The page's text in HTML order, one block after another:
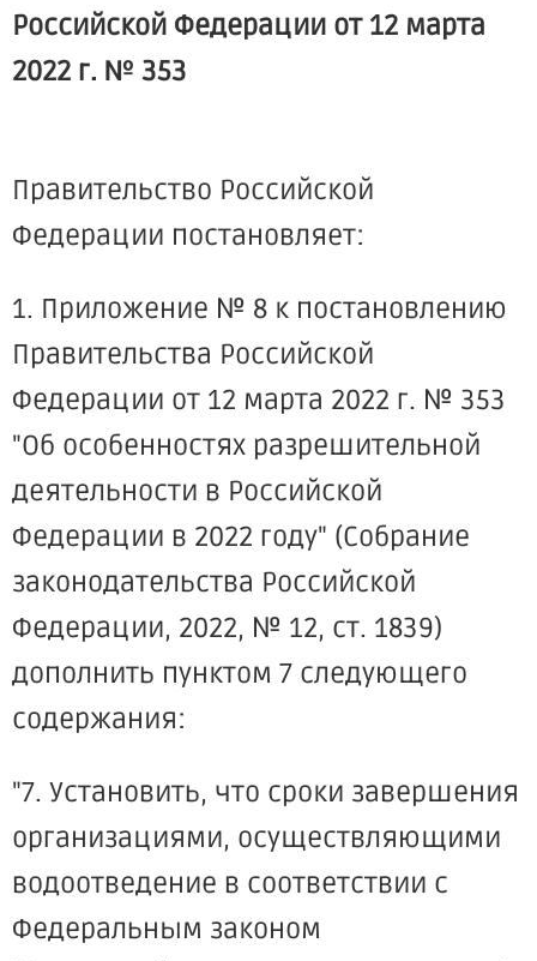
Российской Федерации от 12 марта
2022 г. № 353
Правительство Российской
Федерации постановляет:
1. Приложение № 8 к постановлению
Правительства Российской
Федерации от 12 марта 2022 г. № 353
"Об особенностях разрешительной
деятельности в Российской
Федерации в 2022 году" (Собрание
законодательства Российской
Федерации, 2022, № 12, ст. 1839)
дополнить пунктом 7 следующего
содержания:
"7. Установить, что сроки завершения
организациями, осуществляющими
водоотведение в соответствии с
Федеральным законом